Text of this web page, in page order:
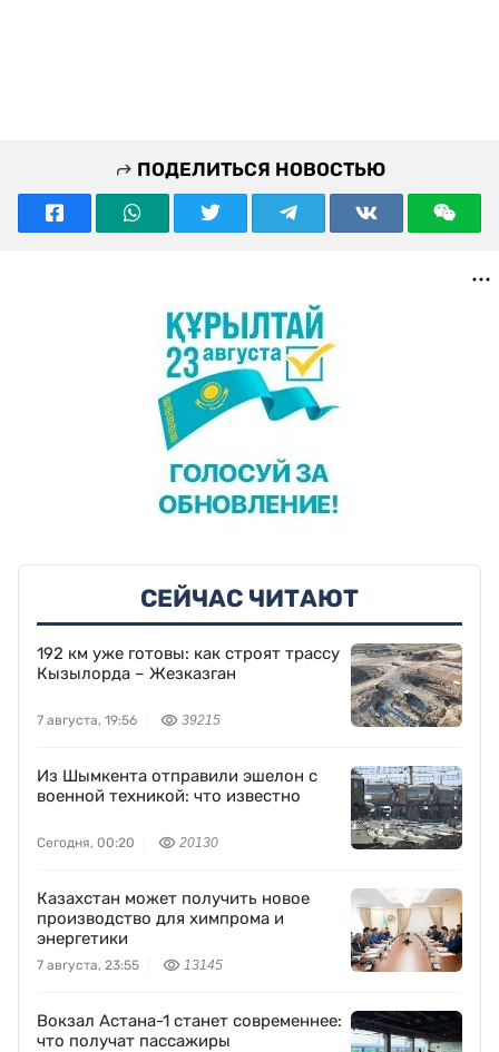
ПОДЕЛИТЬСЯ НОВОСТЬЮ
СЕЙЧАС ЧИТАЮТ
192 км уже готовы: как строят трассу
Кызылорда – Жезказган
7 августа, 19:56 39215
Из Шымкента отправили эшелон с
военной техникой: что известно
Сегодня, 00:20 20130
Казахстан может получить новое
производство для химпрома и
энергетики
7 августа, 23:55 13145
Вокзал Астана-1 станет современнее:
что получат пассажиры